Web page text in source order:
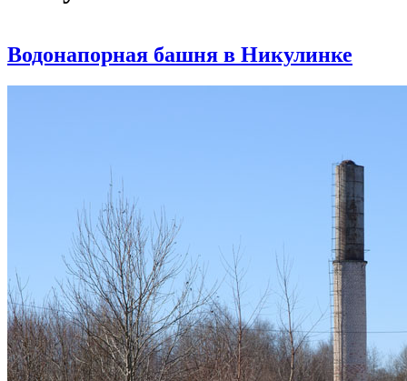
Водонапорная башня в Никулинке